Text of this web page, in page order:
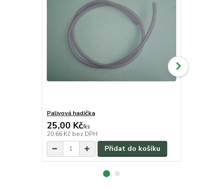
Palivová hadička
25,00 Kč/ks
20,66 Kč bez DPH
Přidat do košíku